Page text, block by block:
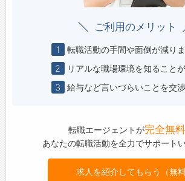
ご利用のメリット
1
転職活動の手間や面倒が減り
2
リアルな職場環境を知ること
3
給与など言いづらいことを交
転職エージェントが完全無料
あなたの転職活動を全力でサポートい
求人を紹介してもらう（無料